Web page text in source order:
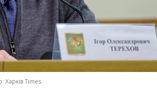
Харків Times